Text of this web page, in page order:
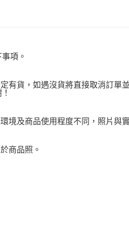
項。
有貨，如遇沒貨將直接取消訂單
境及商品使用程度不同，照片與
商品照。